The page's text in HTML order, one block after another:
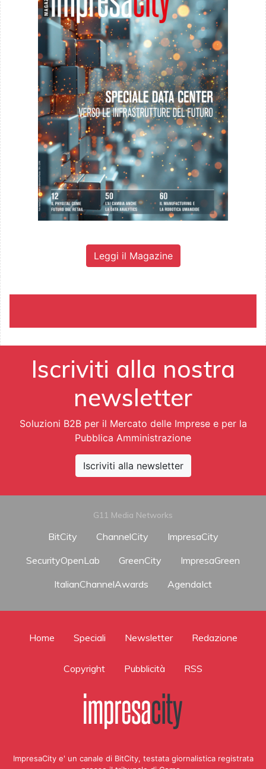
Leggi il Magazine
Iscriviti alla nostra
newsletter
Soluzioni B2B per il Mercato delle Imprese e per la
Pubblica Amministrazione
Iscriviti alla newsletter
G11 Media Networks
BitCity ChannelCity
ImpresaCity
SecurityOpenLab
GreenCity
ImpresaGreen
ItalianChannelAwards
AgendaIct
Home Speciali Newsletter Redazione
Copyright Pubblicità RSS
ImpresaCity e' un canale di BitCity, testata giornalistica registrata